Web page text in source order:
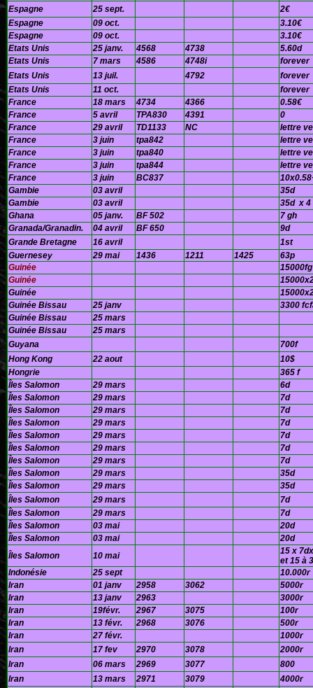
Espagne
25 sept.
2€
Espagne
09 oct.
3.10€
Espagne
09 oct.
3.10€
Etats Unis
25 janv. 4568 4738
5.60d
Etats Unis
7 mars 4586 4748i
forever
Etats Unis
13 juil. 4792
forever
Etats Unis
11 oct.
forever
France
18 mars 4734 4366
0.58€
France
5 avril TPA830 4391
0
France
29 avril TD1133 NC
lettre
France
3 juin tpa842
lettre
France
3 juin tpa840
lettre
France
3 juin tpa844
lettre
France
3 juin BC837
Gambie
03 avril
35d
Gambie
03 avril
35d x 4
Ghana
05 janv. BF 502
7 gh
Granada/Granadin. 04 avril BF 650
9d
Grande Bretagne
16 avril
1st
Guernesey
29 mai 1436 1211 1425
63p
Guinée
15000fg
Guinée
Guinée
Guinée Bissau
25 janv
3300
Guinée Bissau
25 mars
Guinée Bissau
25 mars
Guyana
700f
Hong Kong
22 aout
10$
Hongrie
365 f
Îles Salomon
29 mars
6d
Îles Salomon
29 mars
7d
Îles Salomon
29 mars
7d
Îles Salomon
29 mars
7d
Îles Salomon
29 mars
7d
Îles Salomon
29 mars
7d
Îles Salomon
29 mars
7d
Îles Salomon
29 mars
35d
Îles Salomon
29 mars
35d
Îles Salomon
29 mars
7d
Îles Salomon
29 mars
7d
Îles Salomon
03 mai
20d
Îles Salomon
03 mai
20d
Îles Salomon
10 mai
15 x
et 15 à
Indonésie
25 sept
10.000r
Iran
01 janv 2958 3062
5000r
Iran
13 janv 2963
3000r
Iran
19févr. 2967 3075
100r
Iran
13 févr. 2968 3076
500r
Iran
27 févr.
1000r
Iran
17 fev 2970 3078
2000r
Iran
06 mars 2969 3077
800
Iran
13 mars 2971 3079
4000r